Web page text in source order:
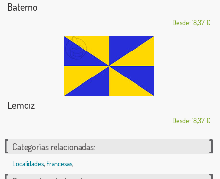
Baterno
Desde: 18,37 €
Lemoiz
Desde: 18,37 €
Categorías relacionadas:
Localidades, Francesas,